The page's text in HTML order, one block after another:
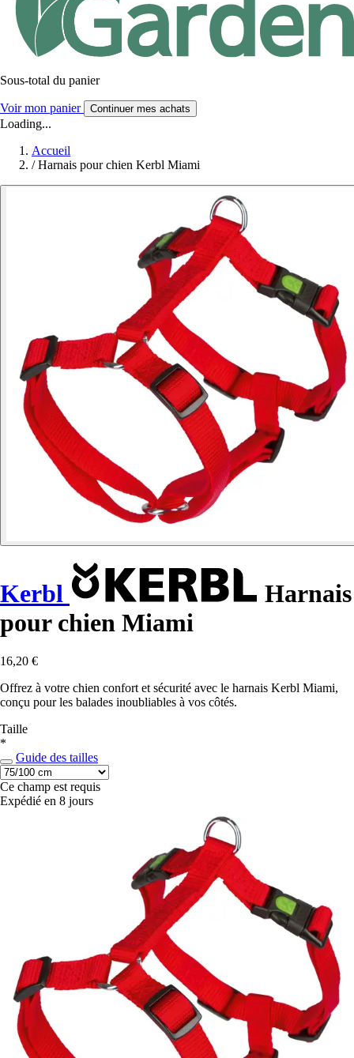
Sous-total du panier
Voir mon panier Continuer mes achats
Loading...
Accueil
/ Harnais pour chien Kerbl Miami
Kerbl
Harnais
pour chien Miami
16,20 €
Offrez à votre chien confort et sécurité avec le harnais Kerbl Miami,
conçu pour les balades inoubliables à vos côtés.
Taille
*
Guide des tailles
Ce champ est requis
Expédié en 8 jours